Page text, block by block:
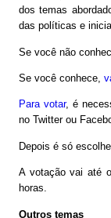
dos temas
das políticas e
Se você não
Se você conhece,
Para votar, é
no Twitter ou
Depois é só
A votação vai até
horas.
Outros temas